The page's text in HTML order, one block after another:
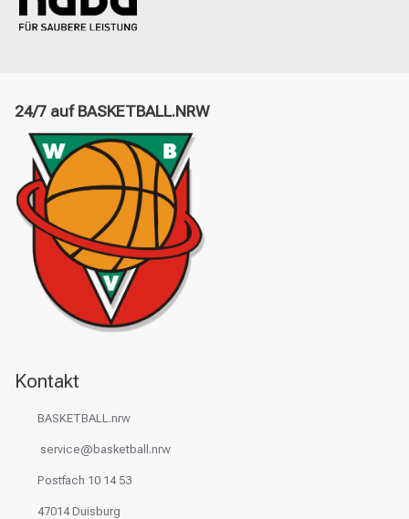
24/7 auf BASKETBALL.NRW
Kontakt
BASKETBALL.nrw
service@basketball.nrw
Postfach 10 14 53
47014 Duisburg